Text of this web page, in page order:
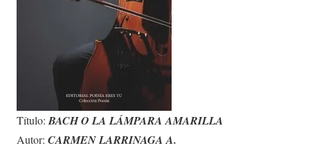
Título: BACH O LA LÁMPARA AMARILLA
Autor: CARMEN LARRINAGA A.